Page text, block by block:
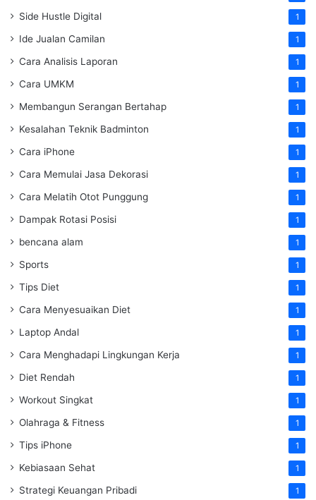
Side Hustle Digital 1
Ide Jualan Camilan 1
Cara Analisis Laporan 1
Cara UMKM 1
Membangun Serangan Bertahap 1
Kesalahan Teknik Badminton 1
Cara iPhone 1
Cara Memulai Jasa Dekorasi 1
Cara Melatih Otot Punggung 1
Dampak Rotasi Posisi 1
bencana alam 1
Sports 1
Tips Diet 1
Cara Menyesuaikan Diet 1
Laptop Andal 1
Cara Menghadapi Lingkungan Kerja 1
Diet Rendah 1
Workout Singkat 1
Olahraga & Fitness 1
Tips iPhone 1
Kebiasaan Sehat 1
Strategi Keuangan Pribadi 1